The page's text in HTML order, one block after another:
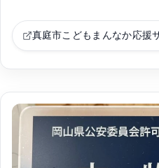
真庭市こどもまんなか応援